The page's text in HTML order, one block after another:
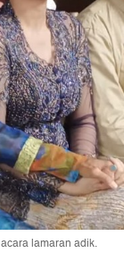
lamaran adik.